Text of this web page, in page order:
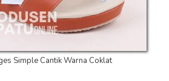
Simple Cantik Warna Coklat